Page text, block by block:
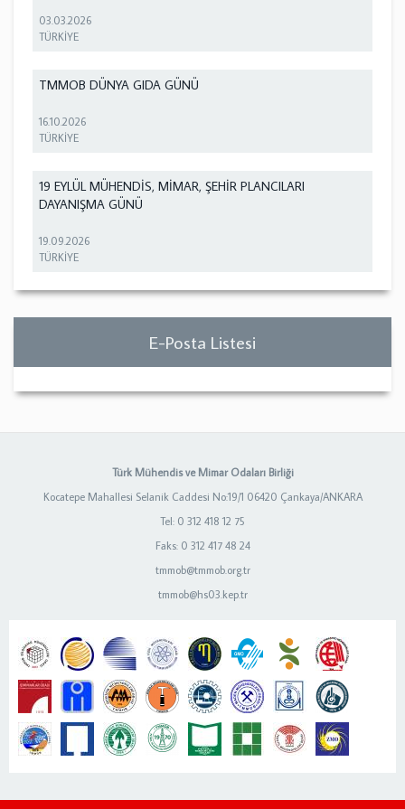
03.03.2026
TÜRKİYE
TMMOB DÜNYA GIDA GÜNÜ
16.10.2026
TÜRKİYE
19 EYLÜL MÜHENDİS, MİMAR, ŞEHİR PLANCILARI
DAYANIŞMA GÜNÜ
19.09.2026
TÜRKİYE
E-Posta Listesi
Türk Mühendis ve Mimar Odaları Birliği
Kocatepe Mahallesi Selanik Caddesi No:19/1 06420 Çankaya/ANKARA
Tel: 0 312 418 12 75
Faks: 0 312 417 48 24
tmmob@tmmob.org.tr
tmmob@hs03.kep.tr